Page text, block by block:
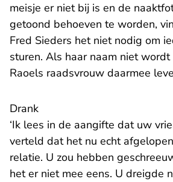
meisje er niet bij is en de
getoond behoeven te worden,
Fred Sieders het niet nodig om
sturen. Als haar naam niet wordt
Raoels raadsvrouw daarmee
Drank
‘Ik lees in de aangifte dat uw
verteld dat het nu echt
relatie. U zou hebben
het er niet mee eens. U dreigde